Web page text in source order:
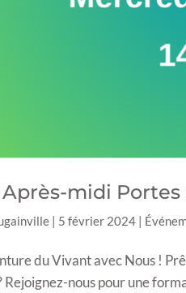
Après-midi
| 5 février 2024 |
du Vivant avec Nous !
Rejoignez-nous pour une